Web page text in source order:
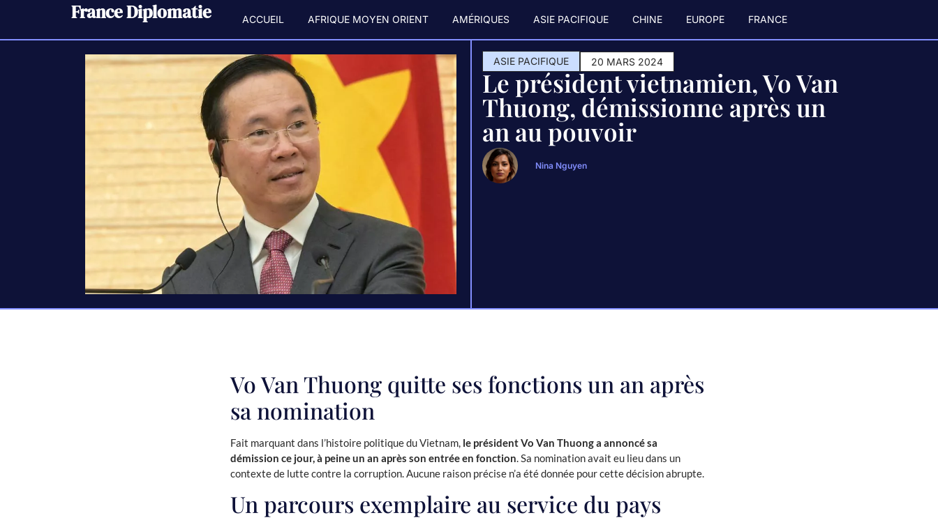
France Diplomatie ACCUEIL AFRIQUE MOYEN ORIENT AMÉRIQUES ASIE PACIFIQUE CHINE EUROPE FRANCE
ASIE PACIFIQUE 20 MARS 2024
Le président vietnamien, Vo Van
Thuong, démissionne après un
an au pouvoir
Nina Nguyen
Vo Van Thuong quitte ses fonctions un an après
sa nomination
Fait marquant dans l’histoire politique du Vietnam, le président Vo Van Thuong a annoncé sa
démission ce jour, à peine un an après son entrée en fonction. Sa nomination avait eu lieu dans un
contexte de lutte contre la corruption. Aucune raison précise n’a été donnée pour cette décision abrupte.
Un parcours exemplaire au service du pays